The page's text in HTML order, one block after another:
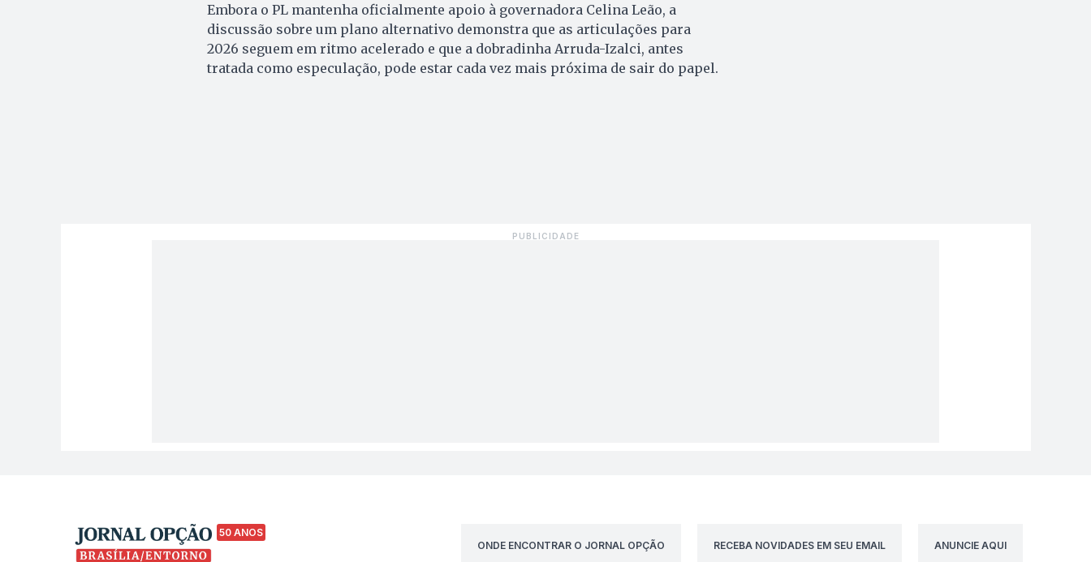
Embora o PL mantenha oficialmente apoio à governadora Celina Leão, a
discussão sobre um plano alternativo demonstra que as articulações para
2026 seguem em ritmo acelerado e que a dobradinha Arruda-Izalci, antes
tratada como especulação, pode estar cada vez mais próxima de sair do papel.
50 ANOS
ONDE ENCONTRAR O JORNAL OPÇÃO
RECEBA NOVIDADES EM SEU EMAIL ANUNCIE AQUI